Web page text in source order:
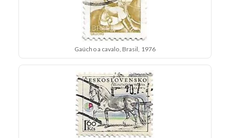
Gaúcho a cavalo, Brasil, 1976